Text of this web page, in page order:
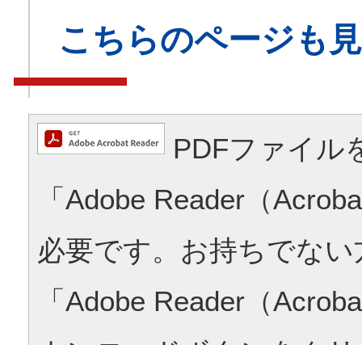
こちらのページも
PDFファイル
「Adobe Reader（
必要です。お持ちでな
「Adobe Reader（